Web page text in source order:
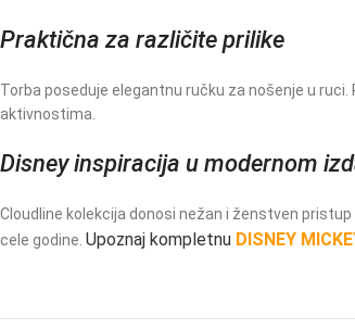
Praktična za različite prilike
Torba poseduje elegantnu ručku za nošenje u
aktivnostima.
Disney inspiracija u modernom
Cloudline kolekcija donosi nežan i ženstven
cele godine. Upoznaj kompletnu DISNEY